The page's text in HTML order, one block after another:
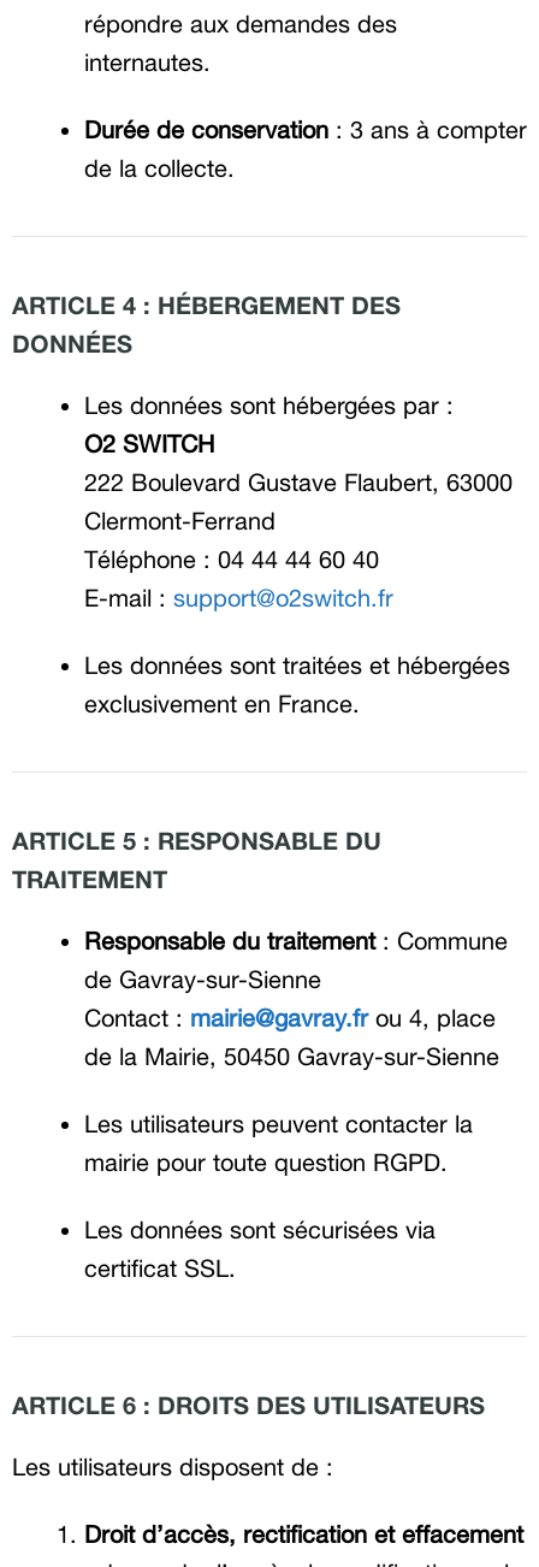
répondre aux demandes des
internautes.
Durée de conservation : 3 ans à compter
de la collecte.
ARTICLE 4 : HÉBERGEMENT DES
DONNÉES
Les données sont hébergées par :
O2 SWITCH
222 Boulevard Gustave Flaubert, 63000
Clermont-Ferrand
Téléphone : 04 44 44 60 40
E-mail : support@o2switch.fr
Les données sont traitées et hébergées
exclusivement en France.
ARTICLE 5 : RESPONSABLE DU
TRAITEMENT
Responsable du traitement: Commune
de Gavray-sur-Sienne
Contact : mairie@gavray.frou 4, place
de la Mairie, 50450 Gavray-sur-Sienne
Les utilisateurs peuvent contacter la
mairie pour toute question RGPD.
Les données sont sécurisées via
certificat SSL.
ARTICLE 6 : DROITS DES UTILISATEURS
Les utilisateurs disposent de :
Droit d’accès, rectification et effacement